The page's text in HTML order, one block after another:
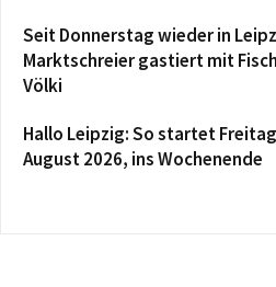
Seit Donnerstag wieder in
Marktschreier gastiert mit
Völki
Hallo Leipzig: So startet
August 2026, ins Wochenende